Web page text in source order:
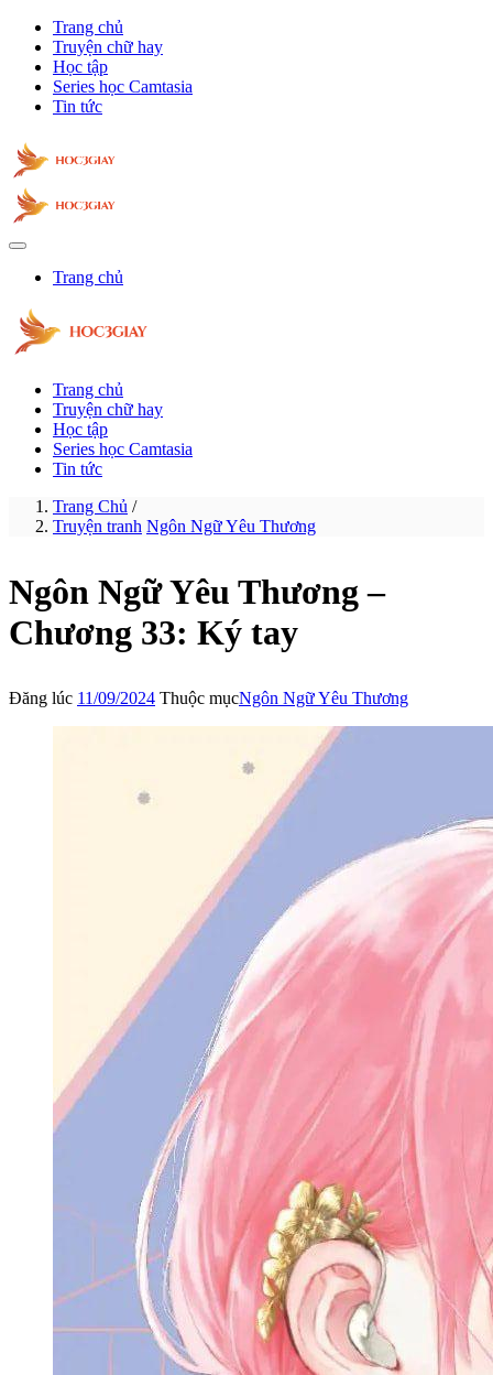
Trang chủ
Truyện chữ hay
Học tập
Series học Camtasia
Tin tức
Trang chủ
Trang chủ
Truyện chữ hay
Học tập
Series học Camtasia
Tin tức
Trang Chủ /
Truyện tranh Ngôn Ngữ Yêu Thương
Ngôn Ngữ Yêu Thương –
Chương 33: Ký tay
Đăng lúc 11/09/2024 Thuộc mụcNgôn Ngữ Yêu Thương